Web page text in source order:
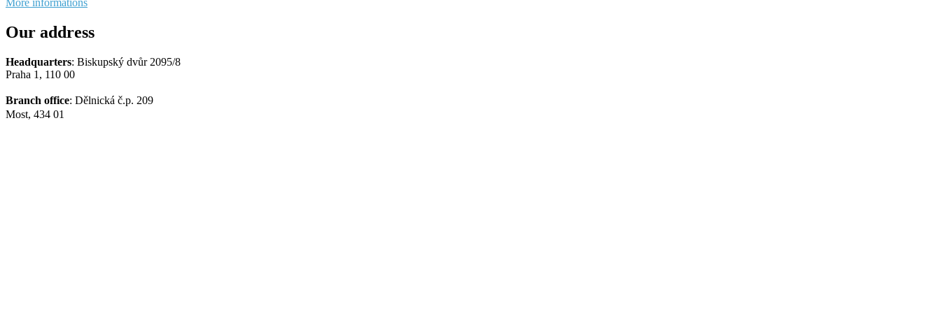
More informations
Our address
Headquarters: Biskupský dvůr 2095/8
Praha 1, 110 00
Branch office: Dělnická č.p. 209
Most, 434 01